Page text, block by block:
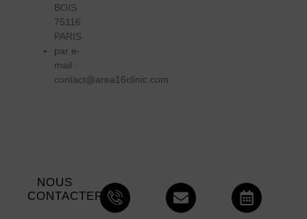
BOIS
75116
PARIS
par e-
mail :
contact@area16clinic.com
NOUS
CONTACTER